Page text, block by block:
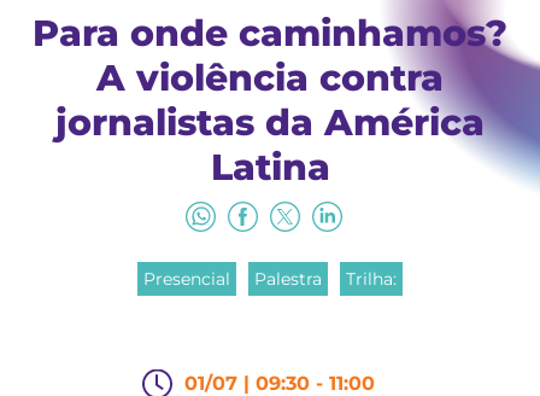
Para onde caminhamos?
A violência contra
jornalistas da América
Latina
Presencial Palestra Trilha:
01/07 | 09:30 - 11:00